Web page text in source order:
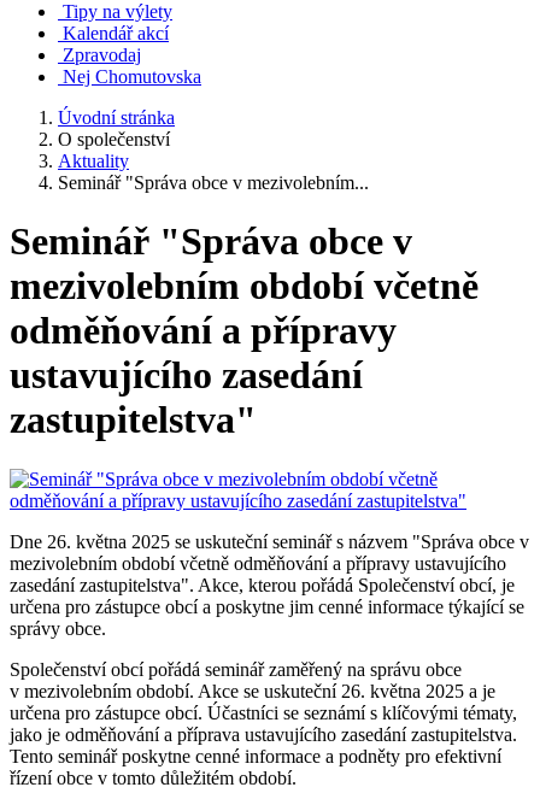
Tipy na výlety
Kalendář akcí
Zpravodaj
Nej Chomutovska
Úvodní stránka
O společenství
Aktuality
Seminář "Správa obce v mezivolebním...
Seminář "Správa obce v
mezivolebním období včetně
odměňování a přípravy
ustavujícího zasedání
zastupitelstva"
Dne 26. května 2025 se uskuteční seminář s názvem "Správa obce v
mezivolebním období včetně odměňování a přípravy ustavujícího
zasedání zastupitelstva". Akce, kterou pořádá Společenství obcí, je
určena pro zástupce obcí a poskytne jim cenné informace týkající se
správy obce.
Společenství obcí pořádá seminář zaměřený na správu obce
v mezivolebním období. Akce se uskuteční 26. května 2025 a je
určena pro zástupce obcí. Účastníci se seznámí s klíčovými tématy,
jako je odměňování a příprava ustavujícího zasedání zastupitelstva.
Tento seminář poskytne cenné informace a podněty pro efektivní
řízení obce v tomto důležitém období.